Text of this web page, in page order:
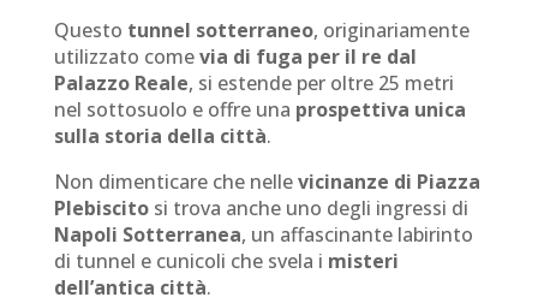
Questo tunnel sotterraneo, originariamente
utilizzato comevia di fuga per il re dal
Palazzo Reale, si estende per oltre 25 metri
nel sottosuolo e offre una prospettiva unica
sulla storia della città.
Non dimenticare che nellevicinanze di Piazza
Plebiscitosi trova anche uno degli ingressi di
Napoli Sotterranea, un affascinante labirinto
di tunnel e cunicoli che svela i misteri
dell’antica città.